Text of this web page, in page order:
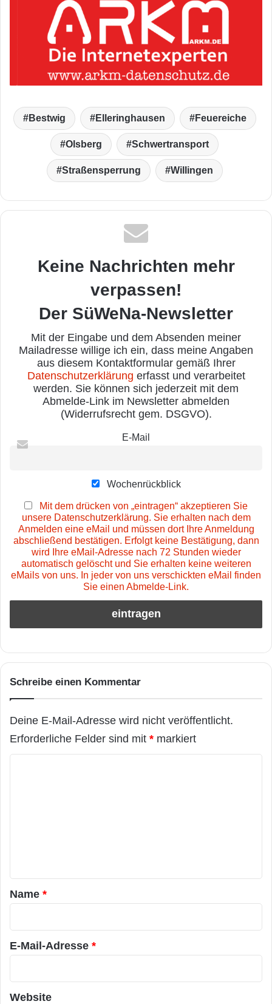
Bestwig Elleringhausen Feuereiche
Olsberg Schwertransport
Straßensperrung Willingen
Keine Nachrichten mehr
verpassen!
Der SüWeNa-Newsletter
Mit der Eingabe und dem Absenden meiner
Mailadresse willige ich ein, dass meine Angaben
aus diesem Kontaktformular gemäß Ihrer
Datenschutzerklärung erfasst und verarbeitet
werden. Sie können sich jederzeit mit dem
Abmelde-Link im Newsletter abmelden
(Widerrufsrecht gem. DSGVO).
E-Mail
Wochenrückblick
Mit dem drücken von „eintragen“ akzeptieren Sie
unsere Datenschutzerklärung. Sie erhalten nach dem
Anmelden eine eMail und müssen dort Ihre Anmeldung
abschließend bestätigen. Erfolgt keine Bestätigung, dann
wird Ihre eMail-Adresse nach 72 Stunden wieder
automatisch gelöscht und Sie erhalten keine weiteren
eMails von uns. In jeder von uns verschickten eMail finden
Sie einen Abmelde-Link.
Schreibe einen Kommentar
Deine E-Mail-Adresse wird nicht veröffentlicht.
Erforderliche Felder sind mit * markiert
a
r
*
Name *
E-Mail-Adresse *
Website